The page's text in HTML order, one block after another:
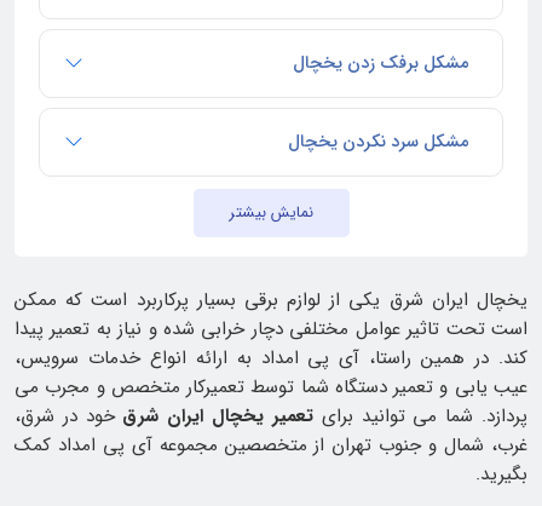
مشکل برفک زدن یخچال
مشکل سرد نکردن یخچال
نمایش بیشتر
یخچال ایران شرق یکی از لوازم برقی بسیار پرکاربرد است که ممکن
است تحت تاثیر عوامل مختلفی دچار خرابی شده و نیاز به تعمیر پیدا
کند. در همین راستا، آی پی امداد به ارائه انواع خدمات سرویس،
عیب یابی و تعمیر دستگاه شما توسط تعمیرکار متخصص و مجرب می
پردازد. شما می توانید برای تعمیر یخچال ایران شرق خود در شرق،
غرب، شمال و جنوب تهران از متخصصین مجموعه آی پی امداد کمک
بگیرید.